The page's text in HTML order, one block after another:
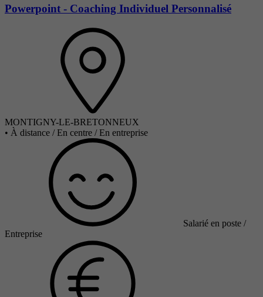
Powerpoint - Coaching Individuel Personnalisé
MONTIGNY-LE-BRETONNEUX
• À distance / En centre / En entreprise
Salarié en poste /
Entreprise